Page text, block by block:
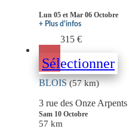
Lun 05 et Mar 06 Octobre
+ Plus d'infos
315 €
Sélectionner
BLOIS(57 km)
3 rue des Onze Arpents
Sam 10 Octobre
57 km